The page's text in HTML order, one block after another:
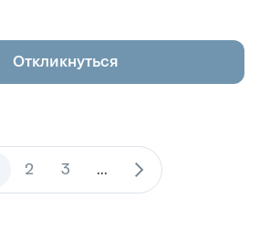
Откликнуться
2 3 ...